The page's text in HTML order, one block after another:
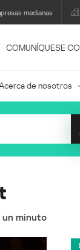
medianas
COMUNÍQUESE
Acerca de nosotros
minuto